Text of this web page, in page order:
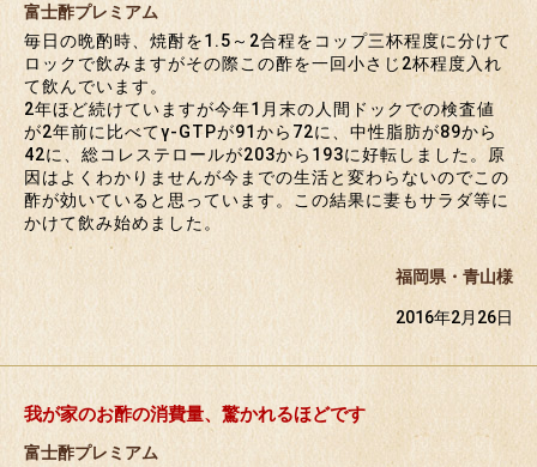
富士酢プレミアム
毎日の晩酌時、焼酎を1.5～2合程をコップ三杯程度に分けて
ロックで飲みますがその際この酢を一回小さじ2杯程度入れ
て飲んでいます。
2年ほど続けていますが今年1月末の人間ドックでの検査値
が2年前に比べてγ-GTPが91から72に、中性脂肪が89から
42に、総コレステロールが203から193に好転しました。原
因はよくわかりませんが今までの生活と変わらないのでこの
酢が効いていると思っています。この結果に妻もサラダ等に
かけて飲み始めました。
福岡県・青山様
2016年2月26日
我が家のお酢の消費量、驚かれるほどです
富士酢プレミアム